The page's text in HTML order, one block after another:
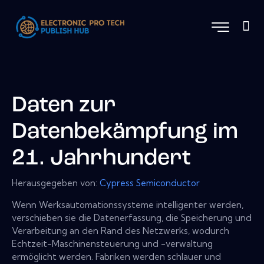
Daten zur
Datenbekämpfung im
21. Jahrhundert
Herausgegeben von: Cypress Semiconductor
Wenn Werksautomationssysteme intelligenter werden,
verschieben sie die Datenerfassung, die Speicherung und
Verarbeitung an den Rand des Netzwerks, wodurch
Echtzeit-Maschinensteuerung und -verwaltung
ermöglicht werden. Fabriken werden schlauer und